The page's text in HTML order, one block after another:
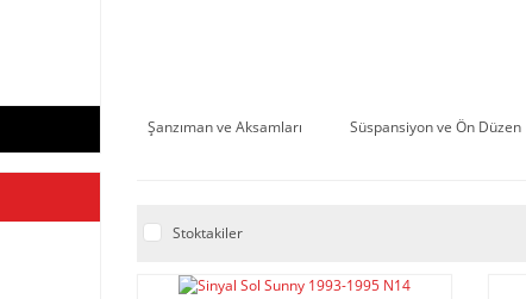
Şanzıman ve Aksamları Süspansiyon ve Ön Düzen
Stoktakiler